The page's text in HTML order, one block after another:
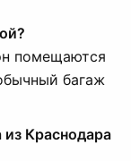
помещаются
багаж
из Краснодара